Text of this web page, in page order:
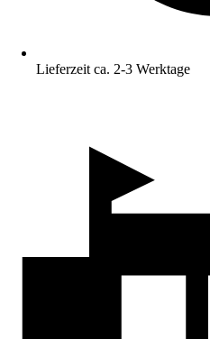
Lieferzeit ca. 2-3 Werktage